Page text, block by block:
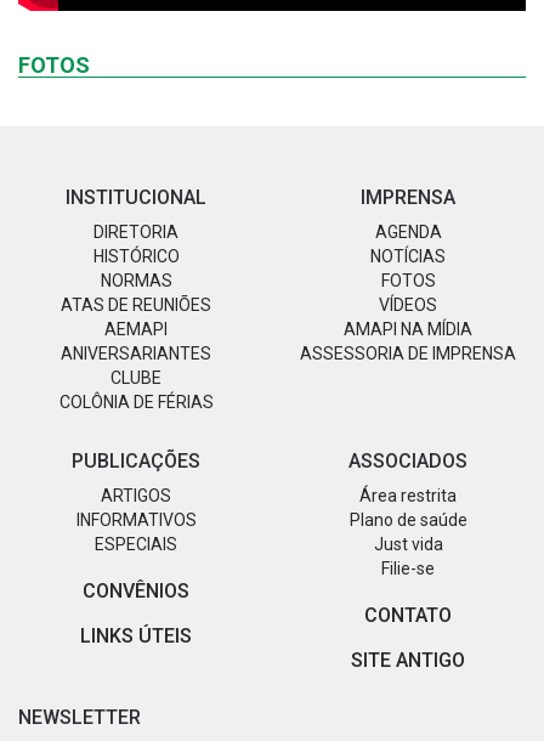
FOTOS
INSTITUCIONAL
DIRETORIA
HISTÓRICO
NORMAS
ATAS DE REUNIÕES
AEMAPI
ANIVERSARIANTES
CLUBE
COLÔNIA DE FÉRIAS
IMPRENSA
AGENDA
NOTÍCIAS
FOTOS
VÍDEOS
AMAPI NA MÍDIA
ASSESSORIA DE IMPRENSA
PUBLICAÇÕES
ARTIGOS
INFORMATIVOS
ESPECIAIS
CONVÊNIOS
LINKS ÚTEIS
ASSOCIADOS
Área restrita
Plano de saúde
Just vida
Filie-se
CONTATO
SITE ANTIGO
NEWSLETTER